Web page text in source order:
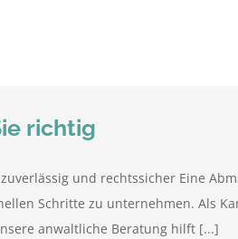
richtig
und rechtssicher Eine
Schritte zu unternehmen. Als
anwaltliche Beratung hilft [...]